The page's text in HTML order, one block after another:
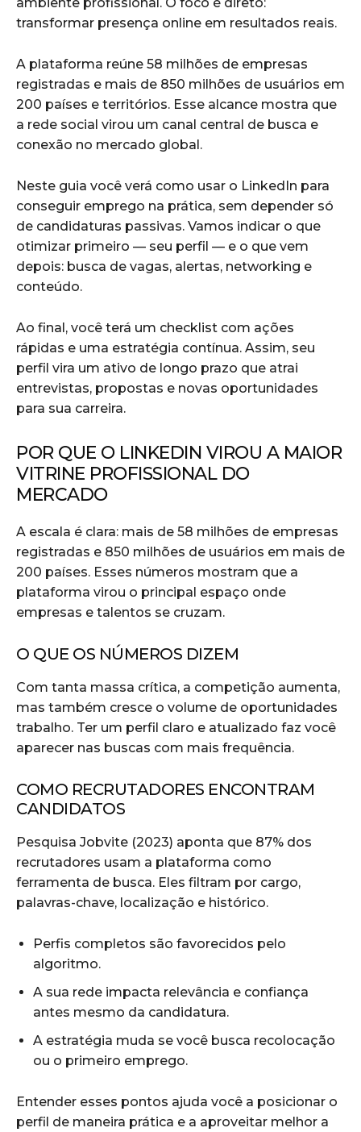
transformar presença online em resultados reais.
A plataforma reúne 58 milhões de empresas
registradas e mais de 850 milhões de usuários em
200 países e territórios. Esse alcance mostra que
a rede social virou um canal central de busca e
conexão no mercado global.
Neste guia você verá como usar o LinkedIn para
conseguir emprego na prática, sem depender só
de candidaturas passivas. Vamos indicar o que
otimizar primeiro — seu perfil — e o que vem
depois: busca de vagas, alertas, networking e
conteúdo.
Ao final, você terá um checklist com ações
rápidas e uma estratégia contínua. Assim, seu
perfil vira um ativo de longo prazo que atrai
entrevistas, propostas e novas oportunidades
para sua carreira.
POR QUE O LINKEDIN VIROU A MAIOR
VITRINE PROFISSIONAL DO
MERCADO
A escala é clara: mais de 58 milhões de empresas
registradas e 850 milhões de usuários em mais de
200 países. Esses números mostram que a
plataforma virou o principal espaço onde
empresas e talentos se cruzam.
O QUE OS NÚMEROS DIZEM
Com tanta massa crítica, a competição aumenta,
mas também cresce o volume de oportunidades
trabalho. Ter um perfil claro e atualizado faz você
aparecer nas buscas com mais frequência.
COMO RECRUTADORES ENCONTRAM
CANDIDATOS
Pesquisa Jobvite (2023) aponta que 87% dos
recrutadores usam a plataforma como
ferramenta de busca. Eles filtram por cargo,
palavras-chave, localização e histórico.
Perfis completos são favorecidos pelo
algoritmo.
A sua rede impacta relevância e confiança
antes mesmo da candidatura.
A estratégia muda se você busca recolocação
ou o primeiro emprego.
Entender esses pontos ajuda você a posicionar o
perfil de maneira prática e a aproveitar melhor a